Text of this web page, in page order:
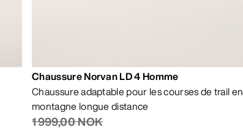
Chaussure Norvan LD 4 Homme
Chaussure adaptable pour les courses de trail en
montagne longue distance
1 999,00 NOK